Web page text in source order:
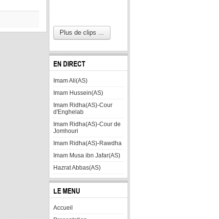
Plus de clips ...
EN DIRECT
Imam Ali(AS)
Imam Hussein(AS)
Imam Ridha(AS)-Cour
d'Enghelab
Imam Ridha(AS)-Cour de
Jomhouri
Imam Ridha(AS)-Rawdha
Imam Musa ibn Jafar(AS)
Hazrat Abbas(AS)
LE MENU
Accueil